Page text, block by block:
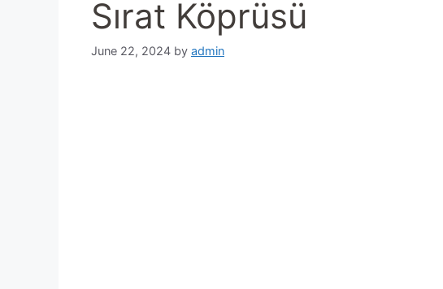
Sırat Köprüsü
June 22, 2024 by admin